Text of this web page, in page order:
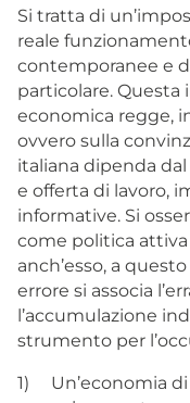
Si tratta di
reale
contemporanee e
particolare.
economica regge,
ovvero sulla
italiana dipenda
e offerta di lavoro,
informative. Si
come politica
anch’esso, a
errore si associa
l’accumulazione
strumento per
1) Un’economia